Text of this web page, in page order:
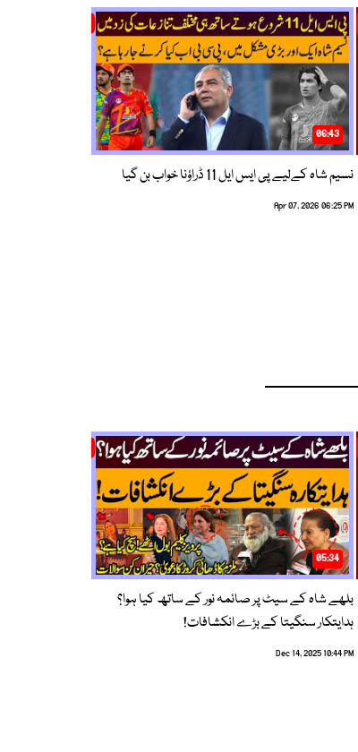
06:43
نسیم شاہ کےلیے پی ایس ایل 11 ڈراؤنا خواب بن گیا
Apr 07, 2026 06:25 PM
05:34
بلھے شاہ کے سیٹ پر صائمہ نور کے ساتھ کیا ہوا؟
ہدایتکار سنگیتا کے بڑے انکشافات!
Dec 14, 2025 10:44 PM